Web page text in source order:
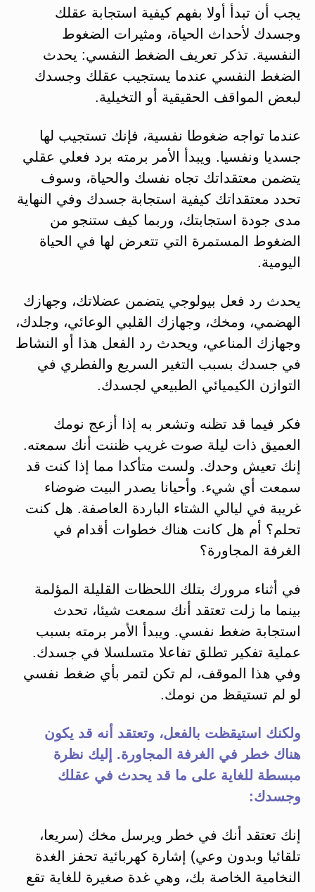
يجب أن تبدأ أولا بفهم كيفية استجابة عقلك
وجسدك لأحداث الحياة، ومثيرات الضغوط
النفسية. تذكر تعريف الضغط النفسي: يحدث
الضغط النفسي عندما يستجيب عقلك وجسدك
لبعض المواقف الحقيقية أو التخيلية.
عندما تواجه ضغوطا نفسية، فإنك تستجيب لها
جسديا ونفسيا. ويبدأ الأمر برمته برد فعلي عقلي
يتضمن معتقداتك تجاه نفسك والحياة، وسوف
تحدد معتقداتك كيفية استجابة جسدك وفي النهاية
مدى جودة استجابتك، وربما كيف ستنجو من
الضغوط المستمرة التي تتعرض لها في الحياة
اليومية.
يحدث رد فعل بيولوجي يتضمن عضلاتك، وجهازك
الهضمي، ومخك، وجهازك القلبي الوعائي، وجلدك،
وجهازك المناعي، ويحدث رد الفعل هذا أو النشاط
في جسدك بسبب التغير السريع والفطري في
التوازن الكيميائي الطبيعي لجسدك.
فكر فيما قد تظنه وتشعر به إذا أزعج نومك
العميق ذات ليلة صوت غريب ظننت أنك سمعته.
إنك تعيش وحدك. ولست متأكدا مما إذا كنت قد
سمعت أي شيء. وأحيانا يصدر البيت ضوضاء
غريبة في ليالي الشتاء الباردة العاصفة. هل كنت
تحلم؟ أم هل كانت هناك خطوات أقدام في
الغرفة المجاورة؟
في أثناء مرورك بتلك اللحظات القليلة المؤلمة
بينما ما زلت تعتقد أنك سمعت شيئا، تحدث
استجابة ضغط نفسي. ويبدأ الأمر برمته بسبب
عملية تفكير تطلق تفاعلا متسلسلا في جسدك.
وفي هذا الموقف، لم تكن لتمر بأي ضغط نفسي
لو لم تستيقظ من نومك.
ولكنك استيقظت بالفعل، وتعتقد أنه قد يكون
هناك خطر في الغرفة المجاورة. إليك نظرة
مبسطة للغاية على ما قد يحدث في عقلك
وجسدك:
إنك تعتقد أنك في خطر ويرسل مخك (سريعا،
تلقائيا وبدون وعي) إشارة كهربائية تحفز الغدة
النخامية الخاصة بك، وهي غدة صغيرة للغاية تقع